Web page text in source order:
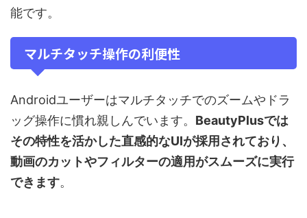
能です。
マルチタッチ操作の利便性
Androidユーザーはマルチタッチでのズームやドラ
ッグ操作に慣れ親しんでいます。 BeautyPlusでは
その特性を活かした直感的なUIが採用されており、
動画のカットやフィルターの適用がスムーズに実行
できます。